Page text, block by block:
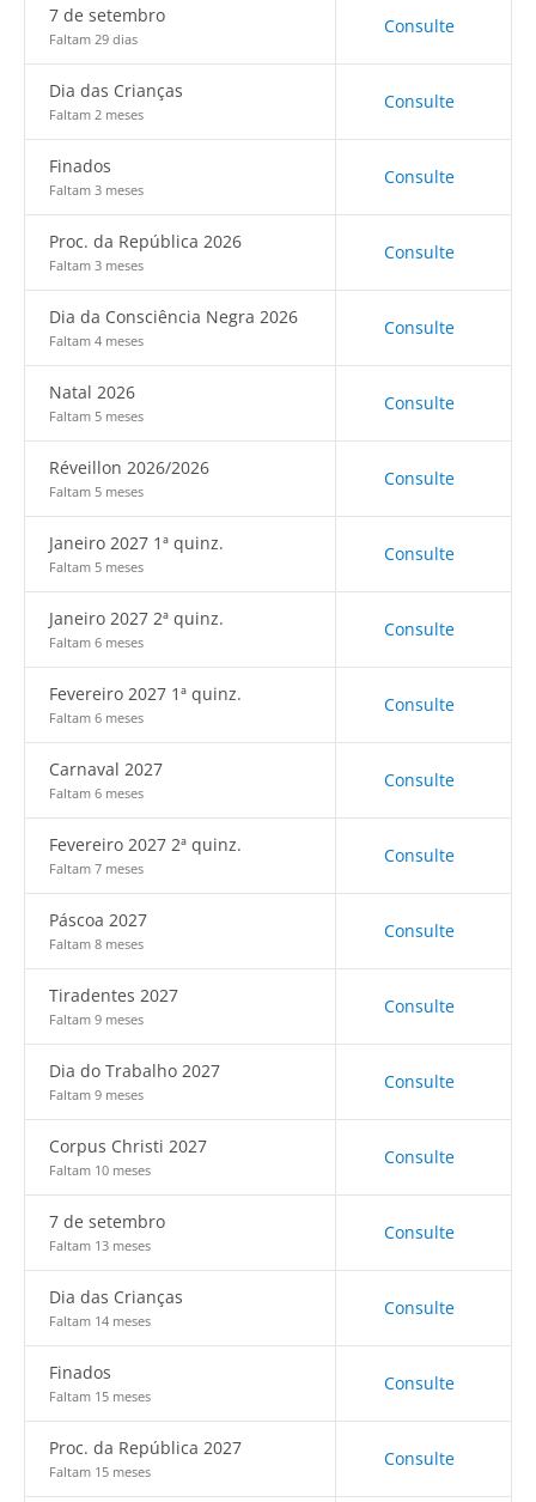
7 de setembro
Faltam 29 dias
Consulte
Dia das Crianças
Faltam 2 meses
Consulte
Finados
Faltam 3 meses
Consulte
Proc. da República 2026
Faltam 3 meses
Consulte
Dia da Consciência Negra 2026
Faltam 4 meses
Consulte
Natal 2026
Faltam 5 meses
Consulte
Réveillon 2026/2026
Faltam 5 meses
Consulte
Janeiro 2027 1ª quinz.
Faltam 5 meses
Consulte
Janeiro 2027 2ª quinz.
Faltam 6 meses
Consulte
Fevereiro 2027 1ª quinz.
Faltam 6 meses
Consulte
Carnaval 2027
Faltam 6 meses
Consulte
Fevereiro 2027 2ª quinz.
Faltam 7 meses
Consulte
Páscoa 2027
Faltam 8 meses
Consulte
Tiradentes 2027
Faltam 9 meses
Consulte
Dia do Trabalho 2027
Faltam 9 meses
Consulte
Corpus Christi 2027
Faltam 10 meses
Consulte
7 de setembro
Faltam 13 meses
Consulte
Dia das Crianças
Faltam 14 meses
Consulte
Finados
Faltam 15 meses
Consulte
Proc. da República 2027
Faltam 15 meses
Consulte